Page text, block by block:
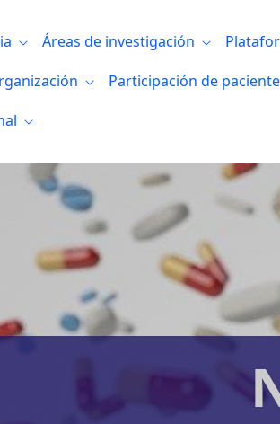
Áreas de investigación
Participación de